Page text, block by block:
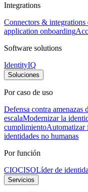
Integrations
Connectors &
application onboarding
Software solutions
IdentityIQ
Soluciones
Por caso de uso
Defensa contra amenazas
escalaModernizar la
cumplimientoAutomatizar
identidades no humanas
Por función
CIOCISOLíder de
Servicios